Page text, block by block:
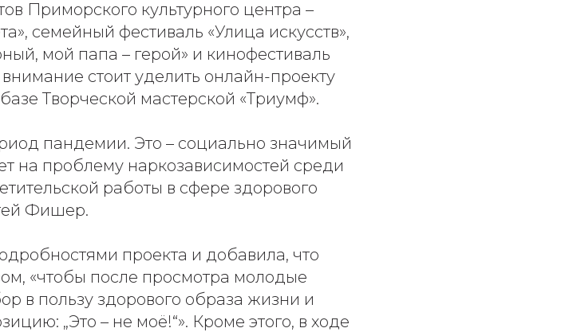
Приморского культурного центра –
семейный фестиваль «Улица искусств»,
мой папа – герой» и кинофестиваль
стоит уделить онлайн-проекту
Творческой мастерской «Триумф».
пандемии. Это – социально значимый
на проблему наркозависимостей среди
работы в сфере здорового
Фишер.
проекта и добавила, что
«чтобы после просмотра молодые
в пользу здорового образа жизни и
„Это – не моё!“». Кроме этого, в ходе